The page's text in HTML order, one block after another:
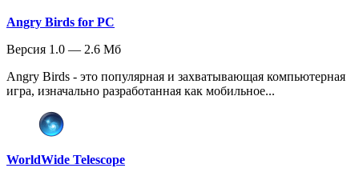
Angry Birds for PC
Версия 1.0 — 2.6 Мб
Angry Birds - это популярная и захватывающая компьютерная
игра, изначально разработанная как мобильное...
WorldWide Telescope